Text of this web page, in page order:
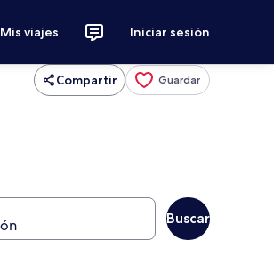
Mis viajes Iniciar sesión
Compartir Guardar
Buscar